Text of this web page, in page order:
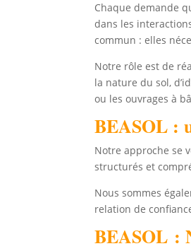
Chaque demande
dans les
commun : elles
Notre rôle est de
la nature du sol,
ou les ouvrages à
BEASOL :
Notre approche se
structurés et
Nous sommes
relation de
BEASOL :